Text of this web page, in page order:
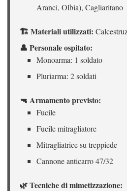
Aranci, Olbia), Cagliaritano
🏗️ Materiali utilizzati:
👤 Personale ospitato:
Monoarma: 1 soldato
Pluriarma: 2 soldati
🔫 Armamento previsto:
Fucile
Fucile mitragliatore
Mitragliatrice su treppiede
Cannone anticarro 47/32
🌿 Tecniche di mimetizzazione: